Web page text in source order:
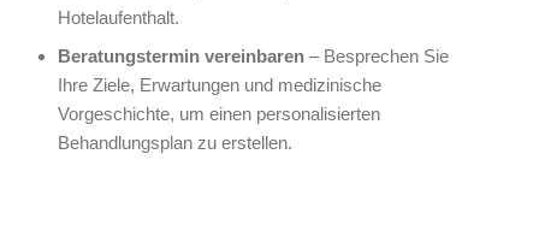
Hotelaufenthalt.
Beratungstermin vereinbaren – Besprechen Sie
Ihre Ziele, Erwartungen und medizinische
Vorgeschichte, um einen personalisierten
Behandlungsplan zu erstellen.